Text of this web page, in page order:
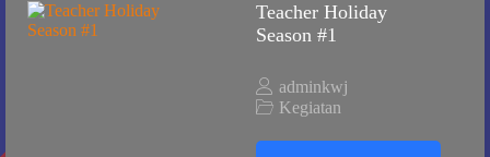
Teacher Holiday
Season #1
adminkwj
Kegiatan